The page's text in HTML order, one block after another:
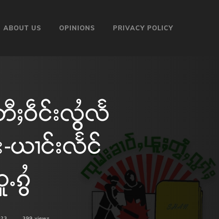
ABOUT US OPINIONS PRIVACY POLICY
တီႈဝဵင်းလွႆလႅ
ၢင်းလႅင်
ၵွႆ